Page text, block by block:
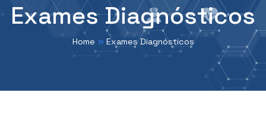
Exames Diagnósticos
Home Exames Diagnósticos